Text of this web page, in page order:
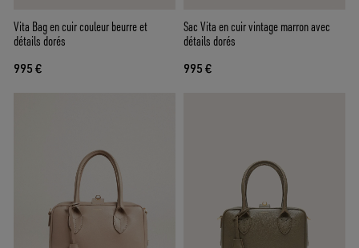
Vita Bag en cuir couleur beurre et
détails dorés
995 €
Sac Vita en cuir vintage marron avec
détails dorés
995 €